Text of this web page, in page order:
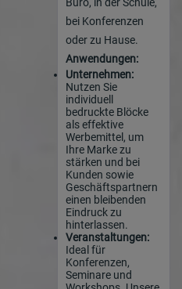
bei Konferenzen
oder zu Hause.
Anwendungen:
Unternehmen:
Nutzen Sie
individuell
bedruckte Blöcke
als effektive
Werbemittel, um
Ihre Marke zu
stärken und bei
Kunden sowie
Geschäftspartnern
einen bleibenden
Eindruck zu
hinterlassen.
Veranstaltungen:
Ideal für
Konferenzen,
Seminare und